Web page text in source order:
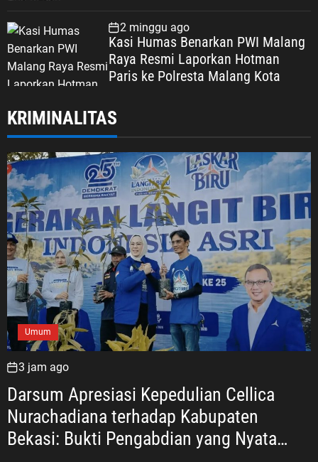
Dipertaruhkan
2 minggu ago
Kasi Humas Benarkan PWI Malang
Raya Resmi Laporkan Hotman
Paris ke Polresta Malang Kota
KRIMINALITAS
Umum
3 jam ago
Darsum Apresiasi Kepedulian Cellica
Nurachadiana terhadap Kabupaten
Bekasi: Bukti Pengabdian yang Nyata